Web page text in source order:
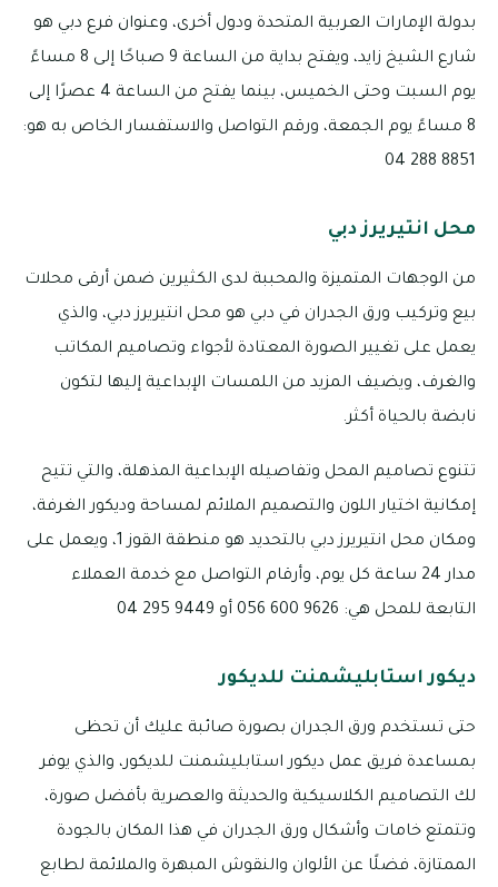
بدولة الإمارات العربية المتحدة ودول أخرى، وعنوان فرع دبي هو
شارع الشيخ زايد، ويفتح بداية من الساعة 9 صباحًا إلى 8 مساءً
يوم السبت وحتى الخميس، بينما يفتح من الساعة 4 عصرًا إلى
8 مساءً يوم الجمعة، ورقم التواصل والاستفسار الخاص به هو:
8851 288 04
محل انتيريرز دبي
من الوجهات المتميزة والمحببة لدى الكثيرين ضمن أرقى محلات
بيع وتركيب ورق الجدران في دبي هو محل انتيريرز دبي، والذي
يعمل على تغيير الصورة المعتادة لأجواء وتصاميم المكاتب
والغرف، ويضيف المزيد من اللمسات الإبداعية إليها لتكون
نابضة بالحياة أكثر.
تتنوع تصاميم المحل وتفاصيله الإبداعية المذهلة، والتي تتيح
إمكانية اختيار اللون والتصميم الملائم لمساحة وديكور الغرفة،
ومكان محل انتيريرز دبي بالتحديد هو منطقة القوز 1، ويعمل على
مدار 24 ساعة كل يوم، وأرقام التواصل مع خدمة العملاء
التابعة للمحل هي: 9626 600 056 أو 9449 295 04
ديكور استابليشمنت للديكور
حتى تستخدم ورق الجدران بصورة صائبة عليك أن تحظى
بمساعدة فريق عمل ديكور استابليشمنت للديكور، والذي يوفر
لك التصاميم الكلاسيكية والحديثة والعصرية بأفضل صورة،
وتتمتع خامات وأشكال ورق الجدران في هذا المكان بالجودة
الممتازة، فضلًا عن الألوان والنقوش المبهرة والملائمة لطابع